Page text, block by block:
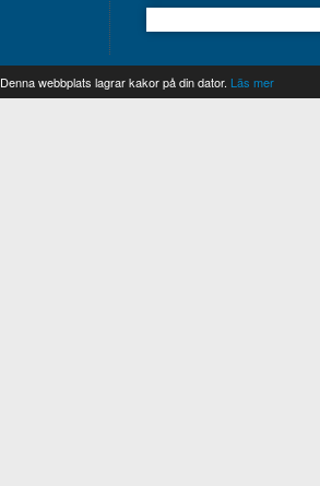
Denna webbplats lagrar kakor på din dator. Läs mer